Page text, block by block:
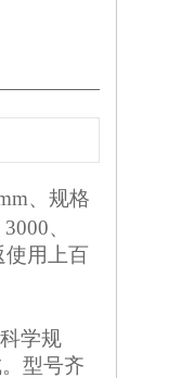
、规格
、
使用上百
学规
型号齐